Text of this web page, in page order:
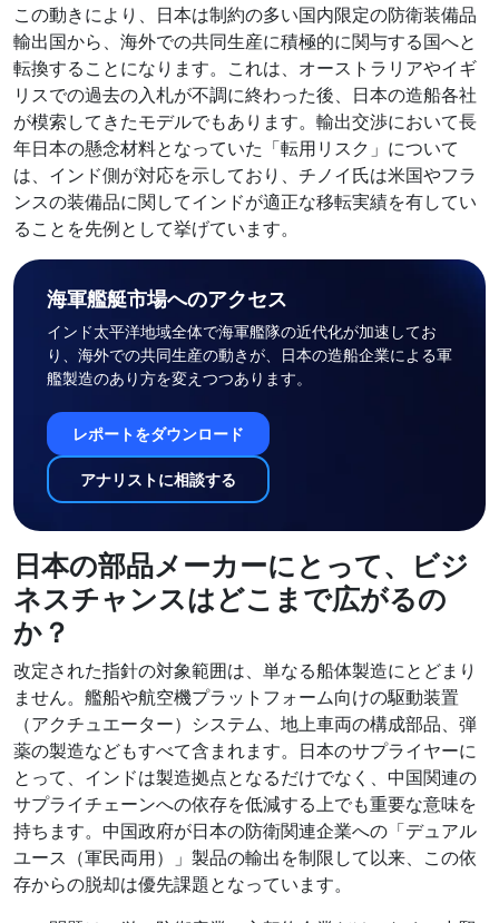
この動きにより、日本は制約の多い国内限定の防衛装備品
輸出国から、海外での共同生産に積極的に関与する国へと
転換することになります。これは、オーストラリアやイギ
リスでの過去の入札が不調に終わった後、日本の造船各社
が模索してきたモデルでもあります。輸出交渉において長
年日本の懸念材料となっていた「転用リスク」について
は、インド側が対応を示しており、チノイ氏は米国やフラ
ンスの装備品に関してインドが適正な移転実績を有してい
ることを先例として挙げています。
海軍艦艇市場へのアクセス
インド太平洋地域全体で海軍艦隊の近代化が加速してお
り、海外での共同生産の動きが、日本の造船企業による軍
艦製造のあり方を変えつつあります。
レポートをダウンロード
アナリストに相談する
日本の部品メーカーにとって、ビジ
ネスチャンスはどこまで広がるの
か？
改定された指針の対象範囲は、単なる船体製造にとどまり
ません。艦船や航空機プラットフォーム向けの駆動装置
（アクチュエーター）システム、地上車両の構成部品、弾
薬の製造などもすべて含まれます。日本のサプライヤーに
とって、インドは製造拠点となるだけでなく、中国関連の
サプライチェーンへの依存を低減する上でも重要な意味を
持ちます。中国政府が日本の防衛関連企業への「デュアル
ユース（軍民両用）」製品の輸出を制限して以来、この依
存からの脱却は優先課題となっています。